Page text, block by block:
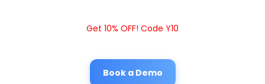
Get 10% OFF! Code Y10
Book a Demo